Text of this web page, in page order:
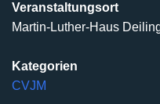
Veranstaltungsort
Martin-Luther-Haus
Kategorien
CVJM